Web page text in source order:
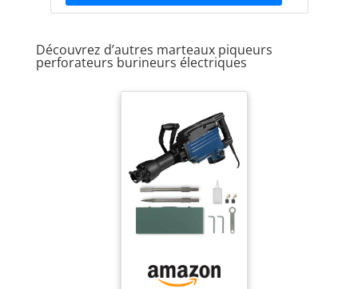
Découvrez d’autres marteaux piqueurs
perforateurs burineurs électriques